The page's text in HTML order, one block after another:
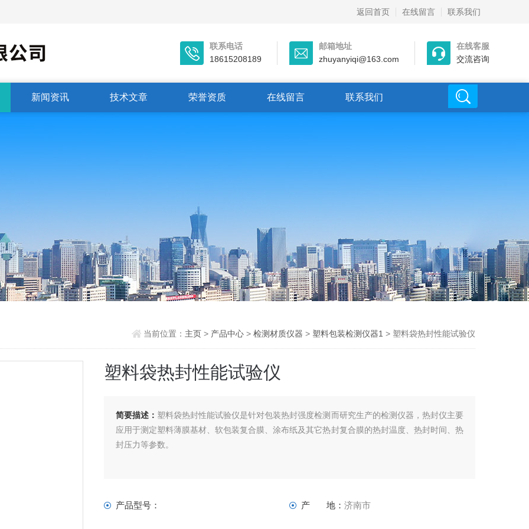
返回首页 在线留言 联系我们
联系电话
18615208189
邮箱地址
zhuyanyiqi@163.com
在线客服
交流咨询
新闻资讯 技术文章 荣誉资质 在线留言 联系我们
当前位置： 主页 > 产品中心> 检测材质仪器 > 塑料包装检测仪器1 > 塑料袋热封性能试验仪
塑料袋热封性能试验仪
简要描述： 塑料袋热封性能试验仪是针对包装热封强度检测而研究生产的检测仪器，热封仪主要
应用于测定塑料薄膜基材、软包装复合膜、涂布纸及其它热封复合膜的热封温度、热封时间、热
封压力等参数。
产品型号： 产 地：济南市